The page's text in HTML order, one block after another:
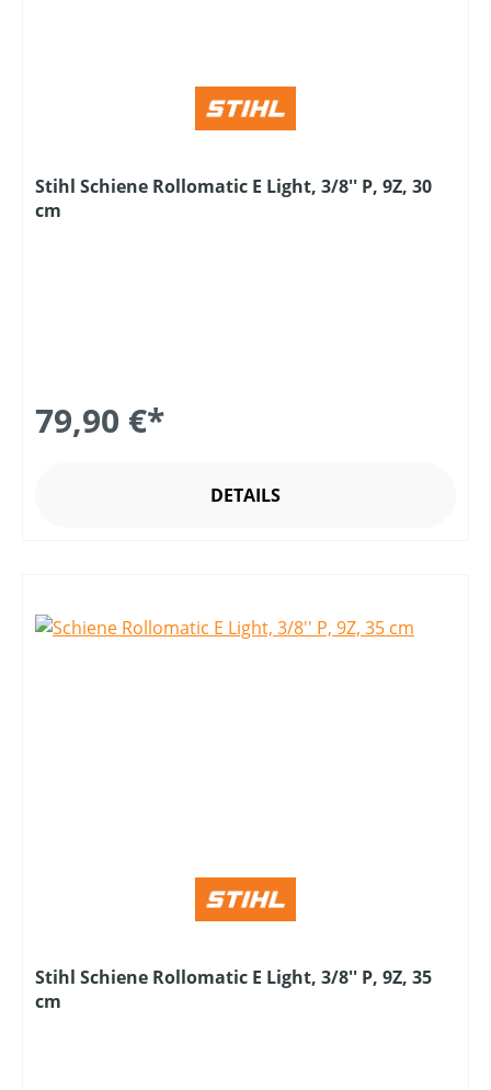
Stihl Schiene Rollomatic E Light, 3/8'' P, 9Z, 30
cm
79,90 €*
DETAILS
Stihl Schiene Rollomatic E Light, 3/8'' P, 9Z, 35
cm